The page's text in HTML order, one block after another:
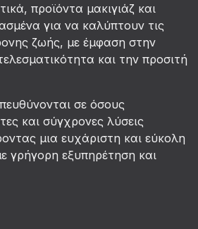
προϊόντα μακιγιάζ και
για να καλύπτουν τις
ζωής, με έμφαση στην
και την προσιτή
σε όσους
και σύγχρονες λύσεις
μια ευχάριστη και εύκολη
γρήγορη εξυπηρέτηση και